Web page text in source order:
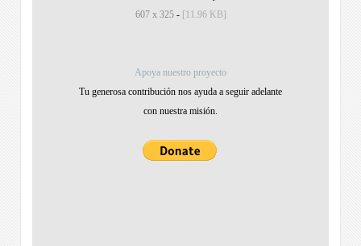
607 x 325- [11.96 KB]
Apoya nuestro proyecto
Tu generosa contribución nos ayuda a seguir adelante
con nuestra misión.